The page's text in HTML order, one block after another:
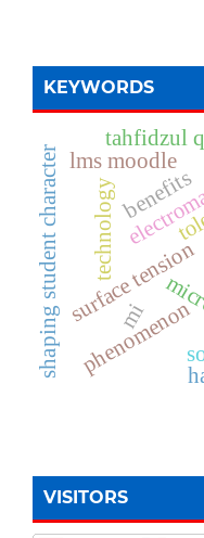
KEYWORDS
surface tension
technology
phenomenon
benefits
tahfidzul
mi
shaping student character lms moodle
VISITORS